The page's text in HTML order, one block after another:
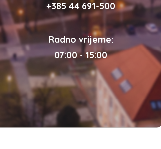
+385 44 691-500
Radno vrijeme:
07:00 - 15:00